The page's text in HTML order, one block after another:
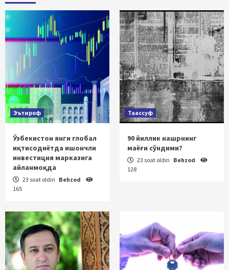
Эътироф
Ўзбекистон янги глобал
иқтисодиётда ишончли
инвестиция марказига
айланмоқда
23 soat oldin Behzod
165
Таассуф
90 йиллик нашрнинг
маёғи сўндими?
23 soat oldin Behzod
128